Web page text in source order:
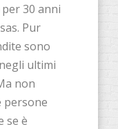
30 anni
Pur
sono
ultimi
non
persone
se è